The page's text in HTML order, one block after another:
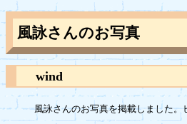
風詠さんのお写真
wind
風詠さんのお写真を掲載しました